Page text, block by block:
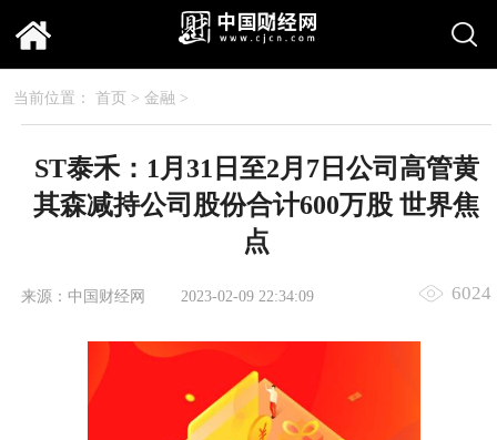
当前位置： 首页 > 金融 >
ST泰禾：1月31日至2月7日公司高管黄
其森减持公司股份合计600万股 世界焦
点
来源：中国财经网 2023-02-09 22:34:09 6024